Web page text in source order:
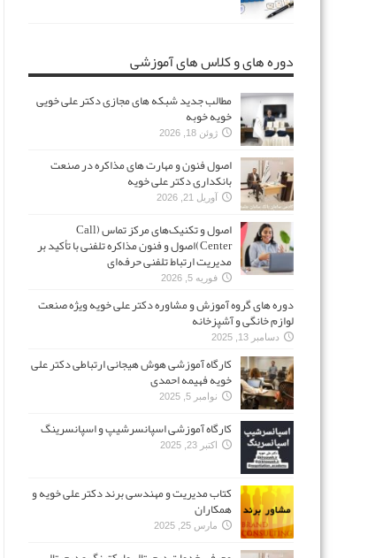
دوره های و کلاس های آموزشی
مطالب جدید شبکه های مجازی دکتر علی خویی
خویه خوبه
ژوئن 18, 2026
اصول فنون و مهارت های مذاکره در صنعت
بانکداری دکتر علی خویه
آوریل 21, 2026
اصول و تکنیک‌های مرکز تماس (Call
Center)اصول و فنون مذاکره تلفنی با تأکید بر
مدیریت ارتباط تلفنی حرفه‌ای
فوریه 5, 2026
دوره های گروه آموزش و مشاوره دکتر علی خویه ویژه صنعت
لوازم خانگی و آشپزخانه
دسامبر 13, 2025
کارگاه آموزشی هوش هیجانی ارتباطی دکتر علی
خویه فهیمه احمدی
نوامبر 5, 2025
کارگاه آموزشی اسپانسرشیپ و اسپانسرینگ
اکتبر 23, 2025
کتاب مدیریت و مهندسی برند دکتر علی خویه و
همکاران
مارس 25, 2025